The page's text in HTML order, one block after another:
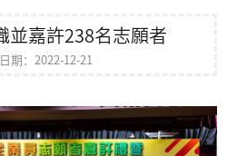
並嘉許238名志願者
期：2022-12-21